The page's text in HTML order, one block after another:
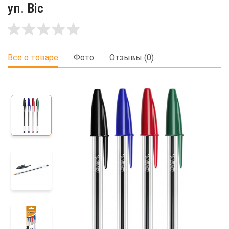
уп. Bic
Все о товаре Фото Отзывы (0)